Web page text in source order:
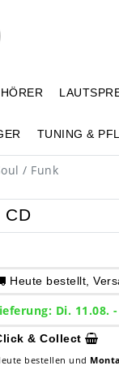
TUNING &
/ Funk
CD
Heute bestellt,
Di. 11.08.
& Collect
bestellen und